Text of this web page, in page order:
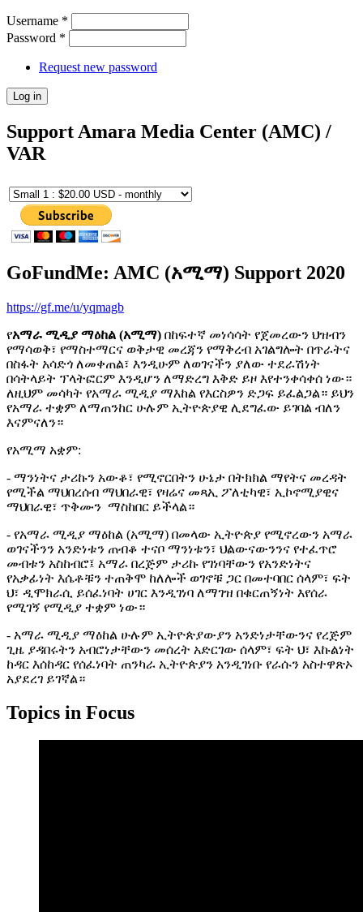
Username *
Password *
Request new password
Support Amara Media Center (AMC) /
VAR
GoFundMe: AMC (አሚማ) Support 2020
https://gf.me/u/yqmagb
የአማራ ሚዲያ ማዕከል (አሚማ) በከፍተኛ መነሳሳት የጀመረውን ህዝብን
የማሳወቅ፣ የማስተማርና ወቅታዊ መረጃን የማቅረብ አገልግሎት በጥራትና
በስፋት አሳድጎ ለመቀጠል፣ እንዲሁም ለወገናችን ያለው ተደራሽነት
በሳትላይት ፕላትፎርም እንዲሆን ለማድረግ እቅድ ይዞ እየተንቀሳቀሰ ነው።
ለዚህም መሳካት የአማራ ሚዲያ ማእከል የእርስዎን ድጋፍ ይፈልጋል። ይህን
የአማራ ተቋም ለማጠንከር ሁሉም ኢትዮጵያዊ ሊደግፈው ይገባል ብለን
እናምናለን።
የአሚማ አቋም:
- ማንነትና ታሪኩን አውቆ፣ የሚኖርበትን ሁኔታ በትክክል ማየትና መረዳት
የሚችል ማህበረሰብ ማህበራዊ፣ የዛሬና መጻኢ ፖለቲካዊ፣ ኢኮኖሚያዊና
ማህበራዊ፣ ጥቅሙን ማስከበር ይችላል።
- የአማራ ሚዲያ ማዕከል (አሚማ) በመላው ኢትዮጵያ የሚኖረውን አማራ
ወገናችንን አንድነቱን ጠብቆ ተናቦ ማንነቱን፣ ህልውናውንንና የተፈጥሮ
መብቱን አስከብሮ፤ አማራ በረጅም ታሪኩ የገነባቸውን የአንድነትና
የአቃፊነት እሴቶቹን ተጠቅሞ ከለሎች ወገኖቹ ጋር በመተባበር ሰላም፣ ፍት
ህ፣ ዲሞክራሲ ይሰፈነባት ሀገር እንዲገነባ ለማገዝ በቁርጠኝነት እየሰራ
የሚገኝ የሚዲያ ተቋም ነው።
- አማራ ሚዲያ ማዕከል ሁሉም ኢትዮጵያውያን አንድነታቸውንና የረጅም
ጊዜ ያዳበሩትን አብሮነታቸውን መሰረት አድርገው ሰላም፣ ፍት ህ፣ እኩልነት
ከዳር እሰከዳር የሰፈነባት ጠንካራ ኢትዮጵያን አንዲገነቡ የራሱን አስተዋጽኦ
አያደረገ ይገኛል።
Topics in Focus